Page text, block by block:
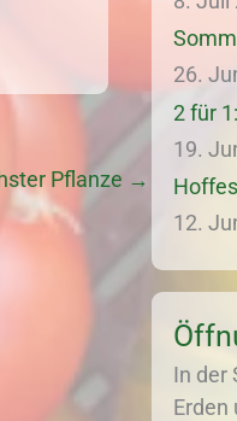
Pflanze →
26.
2 für
19.
12.
In der
Erden